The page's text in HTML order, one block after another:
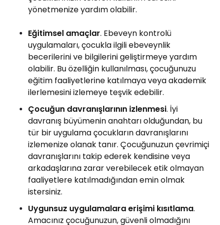
yönetmenize yardım olabilir.
Eğitimsel amaçlar. Ebeveyn kontrolü
uygulamaları, çocukla ilgili ebeveynlik
becerilerini ve bilgilerini geliştirmeye yardım
olabilir. Bu özelliğin kullanılması, çocuğunuzu
eğitim faaliyetlerine katılmaya veya akademik
ilerlemesini izlemeye teşvik edebilir.
Çocuğun davranışlarının izlenmesi. İyi
davranış büyümenin anahtarı olduğundan, bu
tür bir uygulama çocukların davranışlarını
izlemenize olanak tanır. Çocuğunuzun çevrimiçi
davranışlarını takip ederek kendisine veya
arkadaşlarına zarar verebilecek etik olmayan
faaliyetlere katılmadığından emin olmak
istersiniz.
Uygunsuz uygulamalara erişimi kısıtlama.
Amacınız çocuğunuzun, güvenli olmadığını